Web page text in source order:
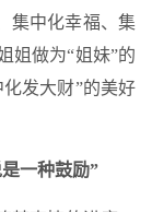
集中化幸福、集
姐做为“姐妹”的
发大财”的美好
一种鼓励”